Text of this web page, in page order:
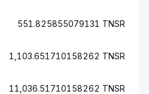
551.825855079131 TNSR
1,103.651710158262 TNSR
11,036.51710158262 TNSR